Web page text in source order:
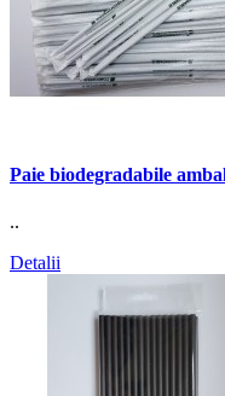
Paie biodegradabile
..
Detalii